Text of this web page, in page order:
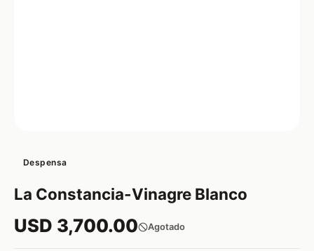
Despensa
La Constancia-Vinagre Blanco
USD 3,700.00 Agotado